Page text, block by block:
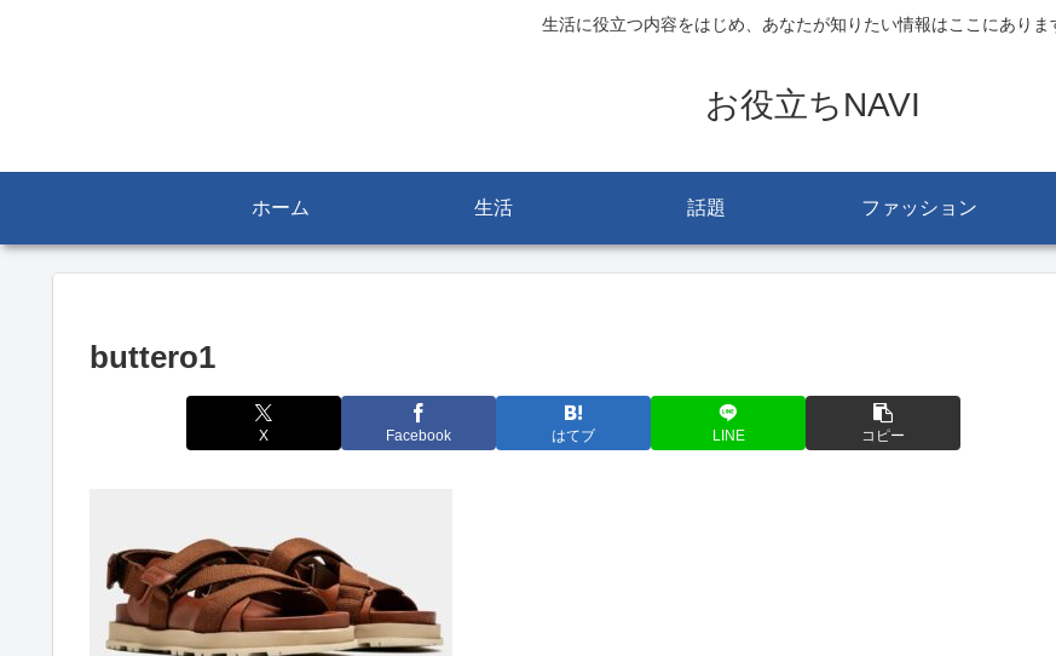
生活に役立つ内容をはじめ、あなたが知りたい情報はここにありま
お役立ちNAVI
ホーム 生活 話題 ファッション
buttero1
X Facebook はてブ LINE コピー